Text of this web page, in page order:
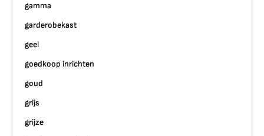
gamma
garderobekast
geel
goedkoop inrichten
goud
grijs
grijze